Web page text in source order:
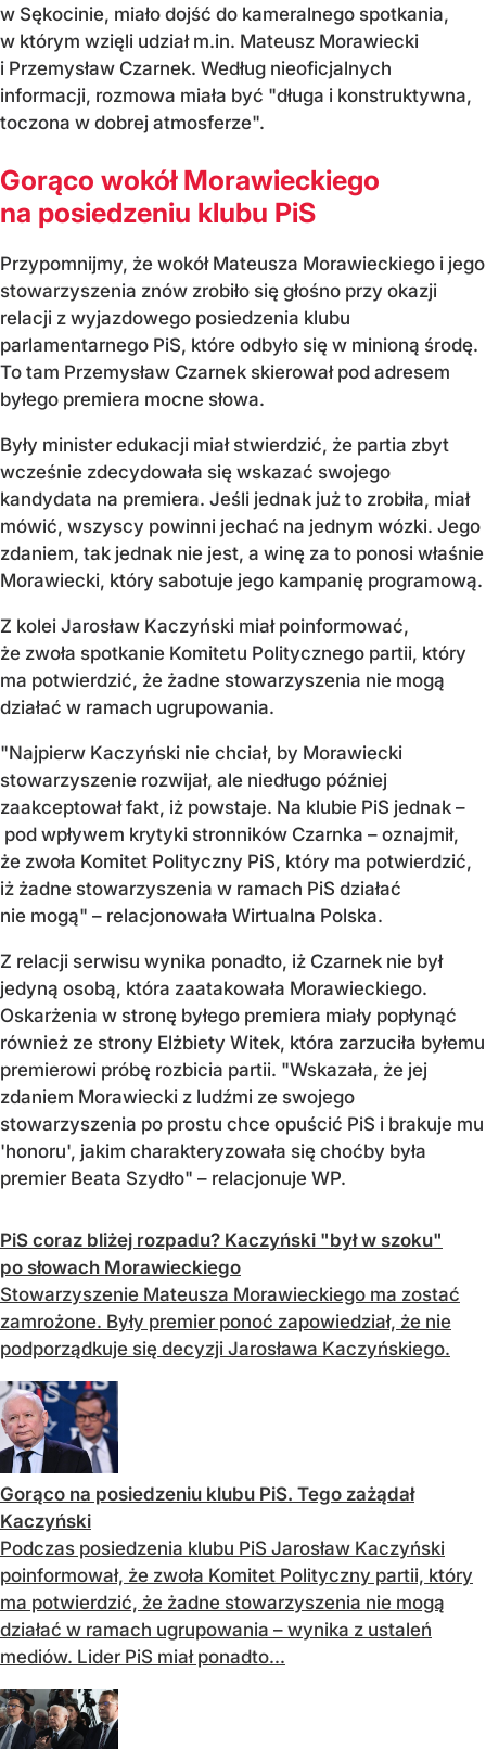
w Sękocinie, miało dojść do kameralnego spotkania,
w którym wzięli udział m.in. Mateusz Morawiecki
i Przemysław Czarnek. Według nieoficjalnych
informacji, rozmowa miała być "długa i konstruktywna,
toczona w dobrej atmosferze".
Gorąco wokół Morawieckiego
na posiedzeniu klubu PiS
Przypomnijmy, że wokół Mateusza Morawieckiego i jego
stowarzyszenia znów zrobiło się głośno przy okazji
relacji z wyjazdowego posiedzenia klubu
parlamentarnego PiS, które odbyło się w minioną środę.
To tam Przemysław Czarnek skierował pod adresem
byłego premiera mocne słowa.
Były minister edukacji miał stwierdzić, że partia zbyt
wcześnie zdecydowała się wskazać swojego
kandydata na premiera. Jeśli jednak już to zrobiła, miał
mówić, wszyscy powinni jechać na jednym wózki. Jego
zdaniem, tak jednak nie jest, a winę za to ponosi właśnie
Morawiecki, który sabotuje jego kampanię programową.
Z kolei Jarosław Kaczyński miał poinformować,
że zwoła spotkanie Komitetu Politycznego partii, który
ma potwierdzić, że żadne stowarzyszenia nie mogą
działać w ramach ugrupowania.
"Najpierw Kaczyński nie chciał, by Morawiecki
stowarzyszenie rozwijał, ale niedługo później
zaakceptował fakt, iż powstaje. Na klubie PiS jednak –
pod wpływem krytyki stronników Czarnka – oznajmił,
że zwoła Komitet Polityczny PiS, który ma potwierdzić,
iż żadne stowarzyszenia w ramach PiS działać
nie mogą" – relacjonowała Wirtualna Polska.
Z relacji serwisu wynika ponadto, iż Czarnek nie był
jedyną osobą, która zaatakowała Morawieckiego.
Oskarżenia w stronę byłego premiera miały popłynąć
również ze strony Elżbiety Witek, która zarzuciła byłemu
premierowi próbę rozbicia partii. "Wskazała, że jej
zdaniem Morawiecki z ludźmi ze swojego
stowarzyszenia po prostu chce opuścić PiS i brakuje mu
'honoru', jakim charakteryzowała się choćby była
premier Beata Szydło" – relacjonuje WP.
PiS coraz bliżej rozpadu? Kaczyński "był w szoku"
po słowach Morawieckiego
Stowarzyszenie Mateusza Morawieckiego ma zostać
zamrożone. Były premier ponoć zapowiedział, że nie
podporządkuje się decyzji Jarosława Kaczyńskiego.
Gorąco na posiedzeniu klubu PiS. Tego zażądał
Kaczyński
Podczas posiedzenia klubu PiS Jarosław Kaczyński
poinformował, że zwoła Komitet Polityczny partii, który
ma potwierdzić, że żadne stowarzyszenia nie mogą
działać w ramach ugrupowania – wynika z ustaleń
mediów. Lider PiS miał ponadto...